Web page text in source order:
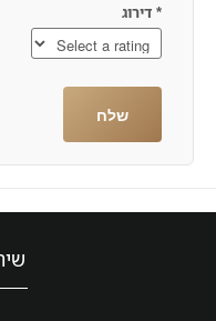
* דירוג